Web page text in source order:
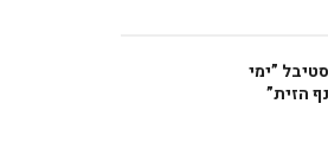
”ימי
הזית”